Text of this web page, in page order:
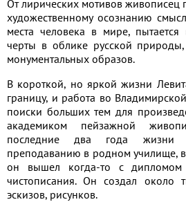
От лирических мотивов живописец
художественному осознанию
места человека в мире,
черты в облике русской
монументальных образов.
В короткой, но яркой жизни
границу, и работа во
поиски больших тем для
академиком пейзажной
последние два года жизни
преподаванию в родном училище, в
он вышел когда-то с дипломом
чистописания. Он создал около
эскизов, рисунков.